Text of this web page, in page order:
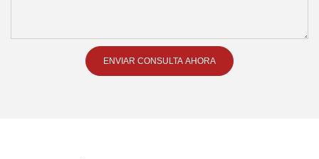
ENVIAR CONSULTA AHORA